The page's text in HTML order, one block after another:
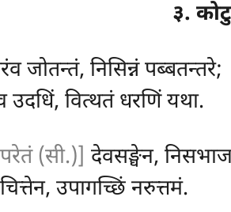
३.
जोतन्तं, निसिन्नं पब्बतन्तरे;
उदधिं, वित्थतं धरणिं यथा.
(सी.)] देवसङ्घेन,
चित्तेन, उपागच्छिं नरुत्तमं.